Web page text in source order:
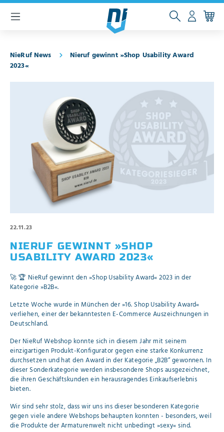
springen
NieRuf News
Nieruf gewinnt »Shop Usability Award
2023«
22.11.23
NIERUF GEWINNT »SHOP
USABILITY AWARD 2023«
🚀 🏆 NieRuf gewinnt den »Shop Usability Award« 2023 in der
Kategorie »B2B«.
Letzte Woche wurde in München der »16. Shop Usability Award«
verliehen, einer der bekanntesten E-Commerce Auszeichnungen in
Deutschland.
Der NieRuf Webshop konnte sich in diesem Jahr mit seinem
einzigartigen Produkt-Konfigurator gegen eine starke Konkurrenz
durchsetzen und hat den Award in der Kategorie „B2B“ gewonnen. In
dieser Sonderkategorie werden insbesondere Shops ausgezeichnet,
die ihren Geschäftskunden ein herausragendes Einkaufserlebnis
bieten.
Wir sind sehr stolz, dass wir uns ins dieser besonderen Kategorie
gegen viele andere Webshops behaupten konnten - besonders, weil
die Produkte der Armaturenwelt nicht unbedingt »sexy« sind.